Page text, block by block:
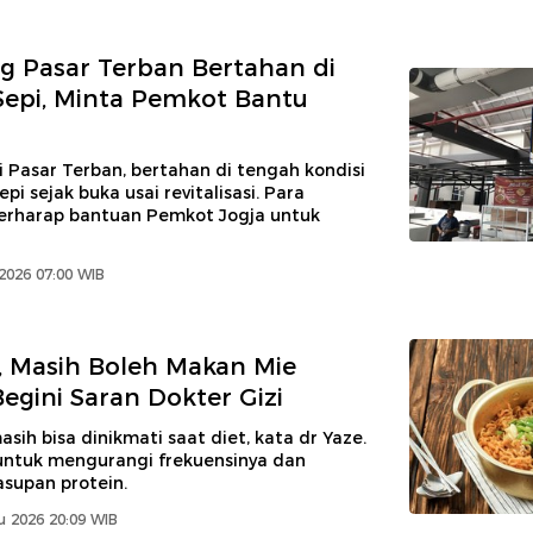
Pasar Terban Bertahan di
Minta Pemkot Bantu
Pasar Terban, bertahan di tengah kondisi
sejak buka usai revitalisasi. Para
bantuan Pemkot Jogja untuk
07:00 WIB
Masih Boleh Makan Mie
Saran Dokter Gizi
bisa dinikmati saat diet, kata dr Yaze.
mengurangi frekuensinya dan
protein.
20:09 WIB